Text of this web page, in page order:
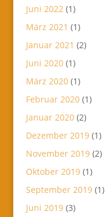
Juni 2022(1)
März 2021 (1)
Januar 2021 (2)
Juni 2020(1)
März 2020(1)
Februar 2020(1)
Januar 2020(2)
Dezember 2019(1)
November 2019(2)
Oktober 2019(1)
September 2019(1)
Juni 2019(3)